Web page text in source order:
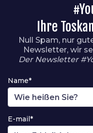
Ihre
Null Spam, nur
Newsletter, wir
Der Newsletter
Name*
E-mail*